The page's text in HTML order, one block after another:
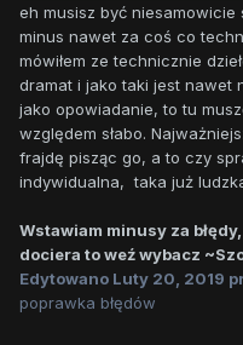
pisząc ten ochłap, ale
coś... lepszego?
Wezwałem już ekipę
wejść i napisać zgoła to
będzie szybsza i będzie
W sumie, czemu ja się
To tak, miłego dnia
razem jak zaczniesz
odmówi Panu
eh musisz być niesamowicie
minus nawet za coś co
mówiłem ze technicznie
dramat i jako taki jest nawet
jako opowiadanie, to tu
względem słabo.
frajdę pisząc go, a to czy
indywidualna, taka już
Wstawiam minusy za
dociera to weź wybacz
Edytowano Luty 20, 2019
poprawka błędów